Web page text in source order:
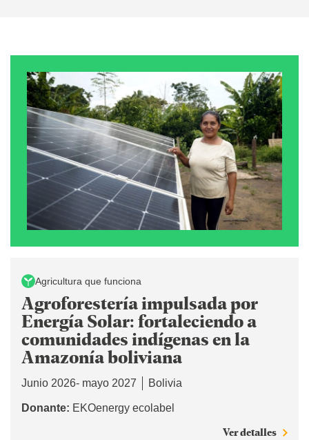
Agricultura que funciona
Agroforestería impulsada por
Energía Solar: fortaleciendo a
comunidades indígenas en la
Amazonía boliviana
Junio 2026- mayo 2027 Bolivia
Donante: EKOenergy ecolabel
Ver detalles